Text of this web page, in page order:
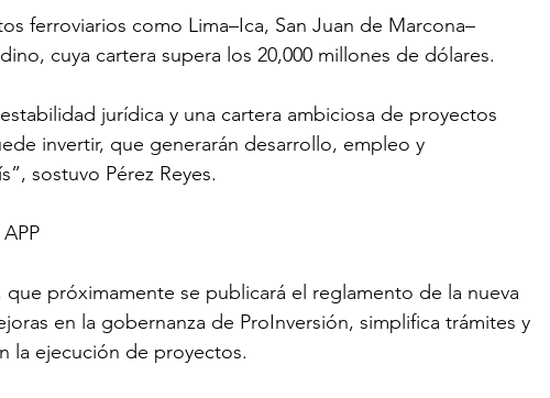
ferroviarios como Lima–Ica, San Juan de Marcona–
cuya cartera supera los 20,000 millones de dólares.
jurídica y una cartera ambiciosa de proyectos
invertir, que generarán desarrollo, empleo y
sostuvo Pérez Reyes.
próximamente se publicará el reglamento de la nueva
en la gobernanza de ProInversión, simplifica trámites y
la ejecución de proyectos.